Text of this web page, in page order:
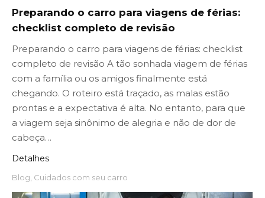
Preparando o carro para viagens de férias:
checklist completo de revisão
Preparando o carro para viagens de férias: checklist
completo de revisão A tão sonhada viagem de férias
com a família ou os amigos finalmente está
chegando. O roteiro está traçado, as malas estão
prontas e a expectativa é alta. No entanto, para que
a viagem seja sinônimo de alegria e não de dor de
cabeça…
Detalhes
Blog, Cuidados com seu carro